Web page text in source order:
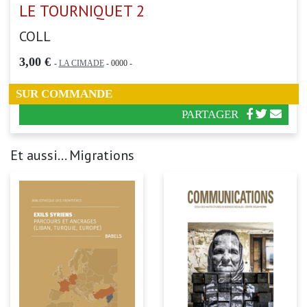
LE TOURNIQUET 2
COLL
3,00 € - LA CIMADE- 0000 -
SUR COMMANDE
PARTAGER
Et aussi... Migrations